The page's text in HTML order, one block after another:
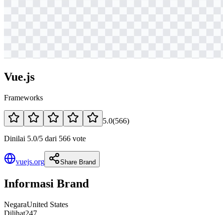
Vue.js
Frameworks
5.0(566)
Dinilai 5.0/5 dari 566 vote
vuejs.org Share Brand
Informasi Brand
NegaraUnited States
Dilihat247